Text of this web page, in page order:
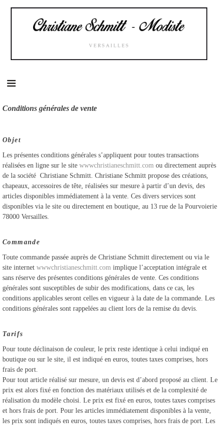
Conditions générales de vente
Objet
Les présentes conditions générales s’appliquent pour toutes transactions
réalisées en ligne sur le site wwwchristianeschmitt.com ou directement auprès
de la société Christiane Schmitt. Christiane Schmitt propose des créations,
chapeaux, accessoires de tête, réalisées sur mesure à partir d’un devis, des
articles disponibles immédiatement à la vente. Ces divers services sont
disponibles via le site ou directement en boutique, au 13 rue de la Pourvoierie
78000 Versailles.
Commande
Toute commande passée auprès de Christiane Schmitt directement ou via le
site internet wwwchristianeschmitt.com implique l’acceptation intégrale et
sans réserve des présentes conditions générales de vente. Ces conditions
générales sont susceptibles de subir des modifications, dans ce cas, les
conditions applicables seront celles en vigueur à la date de la commande. Les
conditions générales sont rappelées au client lors de la remise du devis.
Tarifs
Pour toute déclinaison de couleur, le prix reste identique à celui indiqué en
boutique ou sur le site, il est indiqué en euros, toutes taxes comprises, hors
frais de port.
Pour tout article réalisé sur mesure, un devis est d’abord proposé au client. Le
prix est alors fixé en fonction des matériaux utilisés et de la complexité de
réalisation du modèle choisi. Le prix est fixé en euros, toutes taxes comprises
et hors frais de port. Pour les articles immédiatement disponibles à la vente,
les prix sont indiqués en euros, toutes taxes comprises, hors frais de port. Les